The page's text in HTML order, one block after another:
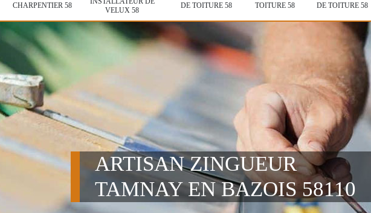
CHARPENTIER 58
VELUX 58
DE TOITURE 58
TOITURE 58
DE TOITURE 58
ARTISAN ZINGUEUR
TAMNAY EN BAZOIS 58110